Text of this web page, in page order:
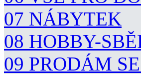
07 NÁBYTEK
08 HOBBY-
09 PRODÁM